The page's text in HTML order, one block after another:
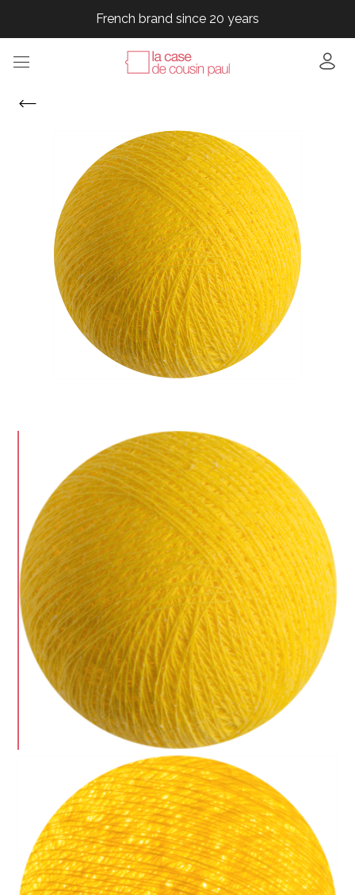
French brand since 20 years
French brand since 20 years
French brand since 20 years